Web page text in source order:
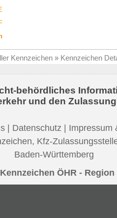
Kennzeichen » Kennzeichen
behördliches
und den
| Datenschutz | Impressum
, Kfz-
Baden-Württemberg
ÖHR -